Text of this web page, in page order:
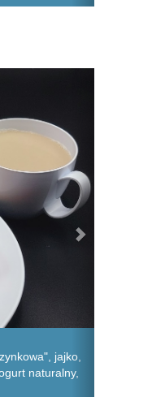
jajko,
naturalny,